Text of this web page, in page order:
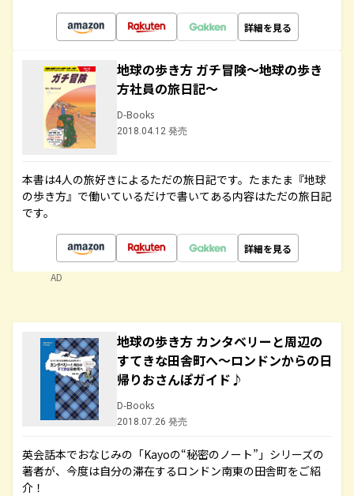
詳細を見る
地球の歩き方 ガチ冒険～地球の歩き
方社員の旅日記～
D-Books
2018.04.12 発売
本書は4人の旅好きによるただの旅日記です。たまたま『地球
の歩き方』で働いているだけで書いてある内容はただの旅日記
です。
詳細を見る
AD
地球の歩き方 カンタベリーと周辺の
すてきな田舎町へ～ロンドンからの日
帰りおさんぽガイド♪
D-Books
2018.07.26 発売
英会話本でおなじみの「Kayoの“秘密のノート”」シリーズの
著者が、今度は自分の滞在するロンドン南東の田舎町をご紹
介！